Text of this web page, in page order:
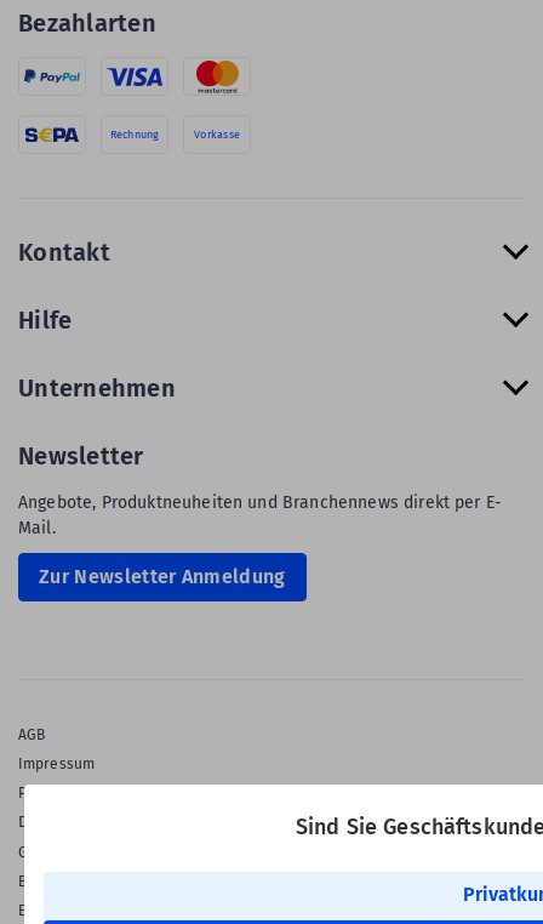
Sind Sie
Bezahlarten
Rechnung Vorkasse
Kontakt
Hilfe
Unternehmen
Newsletter
Angebote, Produktneuheiten und Branchennews direkt per E-
Mail.
Zur Newsletter Anmeldung
AGB
Impressum
Privatsphäre & Datenschutz
Datenschutz-Einstellungen
Gewährleistung
Barrierefreiheitserklärung
English Language